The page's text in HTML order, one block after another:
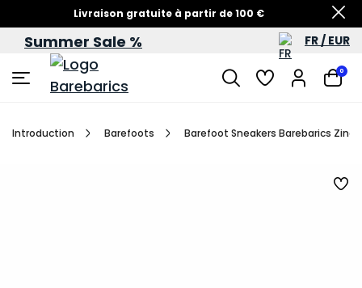
Livraison gratuite à partir de 100 €
Soldes d’été – jusqu’à -60 %
Summer Sale % FR / EUR
0
Introduction Barefoots Barefoot Sneakers Barebarics Zing